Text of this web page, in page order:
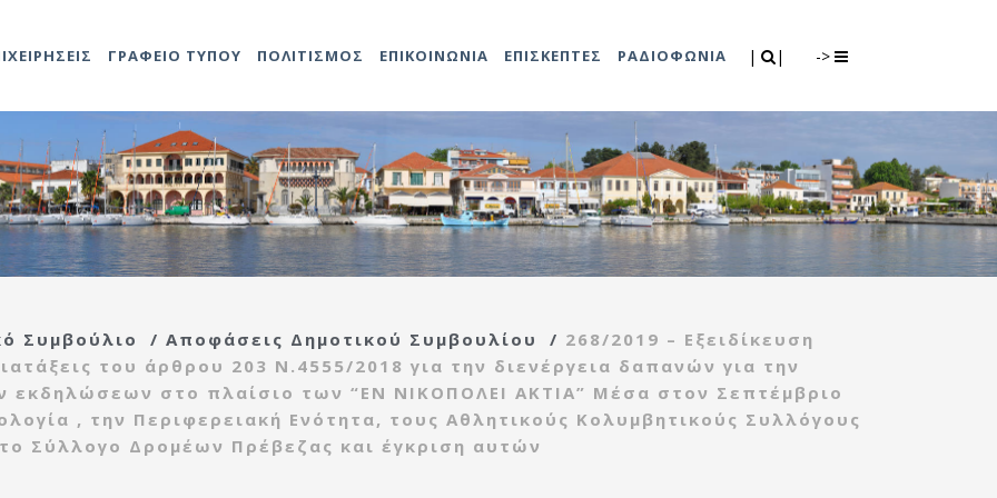
| | ->
Αντιδήμαρχοι
Γενικός
Γραμματέας
Σύμβουλοι
Οργανόγραμμα
Video
Προκηρύξεις
Προσλήψεων
Ανακοινώσεις
Αναρτήσεις
Διάφορες
Ληξιαρχείο
Δημοτολόγιο
Κέντρο
εξυπηρέτησης
Πολεοδομία
Λαϊκές αγορές
Τμήμα Πρόνοιας
Κέντρο
γυναικών
Κέντρο ανοιχτής
προστασίας
ηλικιωμένων
(Κ.Α.Π.Η.)
Άδειες καταστημάτων
Προκηρύξεις – Διαγωνισμοί
2014-2020
2021-2027
ΓΡΑΦΕΙΟ ΤΥΠΟΥ ΠΟΛΙΤΙΣΜΟΣ
Αναρτήσεις
Δομές Πολιτισμού
Πολιτιστικές εκδηλώσεις
ΕΠΙΚΟΙΝΩΝΙΑ ΕΠΙΣΚΕΠΤΕΣ ΡΑΔΙΟΦΩΝΙΑ
Συμβούλιο / Αποφάσεις Δημοτικού Συμβουλίου / 268/2019 – Εξειδίκευση
του άρθρου 203 Ν.4555/2018 για την διενέργεια δαπανών για την
εκδηλώσεων στο πλαίσιο των “ΕΝ ΝΙΚΟΠΟΛΕΙ ΑΚΤΙΑ” Μέσα στον Σεπτέμβριο
, την Περιφερειακή Ενότητα, τους Αθλητικούς Κολυμβητικούς Συλλόγους
Σύλλογο Δρομέων Πρέβεζας και έγκριση αυτών